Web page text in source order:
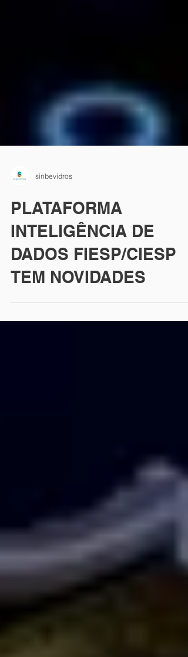
PLATAFORMA
INTELIGÊNCIA DE
DADOS FIESP/CIESP
TEM NOVIDADES